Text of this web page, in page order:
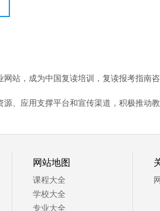
网站，成为中国复读培训，复读报考指南
源、应用支撑平台和宣传渠道，积极推动
网站地图
课程大全
学校大全
专业大全